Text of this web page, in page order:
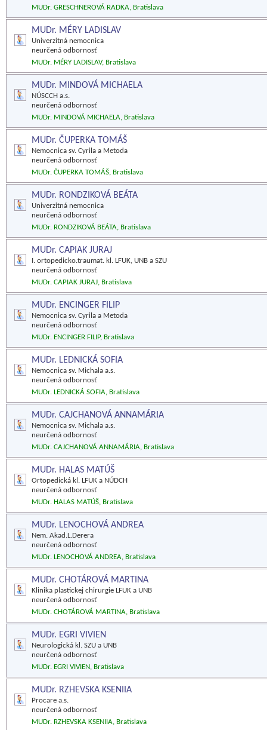
MUDr. GRESCHNEROVÁ RADKA, Bratislava
MUDr. MÉRY LADISLAV
Univerzitná nemocnica
neurčená odbornosť
MUDr. MÉRY LADISLAV, Bratislava
MUDr. MINDOVÁ MICHAELA
NÚSCCH a.s.
neurčená odbornosť
MUDr. MINDOVÁ MICHAELA, Bratislava
MUDr. ČUPERKA TOMÁŠ
Nemocnica sv. Cyrila a Metoda
neurčená odbornosť
MUDr. ČUPERKA TOMÁŠ, Bratislava
MUDr. RONDZIKOVÁ BEÁTA
Univerzitná nemocnica
neurčená odbornosť
MUDr. RONDZIKOVÁ BEÁTA, Bratislava
MUDr. CAPIAK JURAJ
I. ortopedicko.traumat. kl. LFUK, UNB a SZU
neurčená odbornosť
MUDr. CAPIAK JURAJ, Bratislava
MUDr. ENCINGER FILIP
Nemocnica sv. Cyrila a Metoda
neurčená odbornosť
MUDr. ENCINGER FILIP, Bratislava
MUDr. LEDNICKÁ SOFIA
Nemocnica sv. Michala a.s.
neurčená odbornosť
MUDr. LEDNICKÁ SOFIA, Bratislava
MUDr. CAJCHANOVÁ ANNAMÁRIA
Nemocnica sv. Michala a.s.
neurčená odbornosť
MUDr. CAJCHANOVÁ ANNAMÁRIA, Bratislava
MUDr. HALAS MATÚŠ
Ortopedická kl. LFUK a NÚDCH
neurčená odbornosť
MUDr. HALAS MATÚŠ, Bratislava
MUDr. LENOCHOVÁ ANDREA
Nem. Akad.L.Derera
neurčená odbornosť
MUDr. LENOCHOVÁ ANDREA, Bratislava
MUDr. CHOTÁROVÁ MARTINA
Klinika plastickej chirurgie LFUK a UNB
neurčená odbornosť
MUDr. CHOTÁROVÁ MARTINA, Bratislava
MUDr. EGRI VIVIEN
Neurologická kl. SZU a UNB
neurčená odbornosť
MUDr. EGRI VIVIEN, Bratislava
MUDr. RZHEVSKA KSENIIA
Procare a.s.
neurčená odbornosť
MUDr. RZHEVSKA KSENIIA, Bratislava